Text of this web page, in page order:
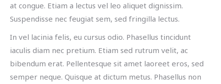
at congue. Etiam a lectus vel leo aliquet dignissim.
Suspendisse nec feugiat sem, sed fringilla lectus.
In vel lacinia felis, eu cursus odio. Phasellus tincidunt
iaculis diam nec pretium. Etiam sed rutrum velit, ac
bibendum erat. Pellentesque sit amet laoreet eros, sed
semper neque. Quisque at dictum metus. Phasellus non